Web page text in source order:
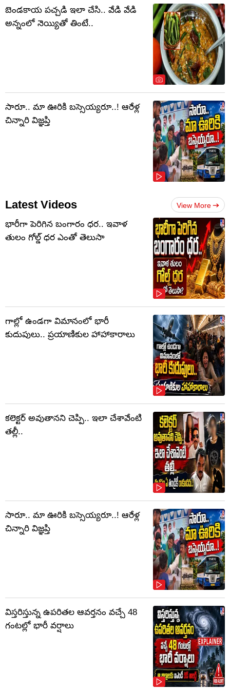
బెండకాయ పచ్చడి ఇలా చేసి.. వేడి వేడి
అన్నంలో నెయ్యితో తింటే..
సారూ.. మా ఊరికి బస్సెయ్యరూ..! ఆరేళ్ల
చిన్నారి విజ్ఞప్తి
Latest Videos View More
భారీగా పెరిగిన బంగారం ధర.. ఇవాళ
తులం గోల్డ్‌ ధర ఎంతో తెలుసా
గాల్లో ఉండగా విమానంలో భారీ
కుదుపులు.. ప్రయాణికుల హాహాకారాలు
కలెక్టర్‌ అవుతానని చెప్పి.. ఇలా చేశావేంటి
తల్లీ..
సారూ.. మా ఊరికి బస్సెయ్యరూ..! ఆరేళ్ల
చిన్నారి విజ్ఞప్తి
విస్తరిస్తున్న ఉపరితల ఆవర్తనం వచ్చే 48
గంటల్లో భారీ వర్షాలు